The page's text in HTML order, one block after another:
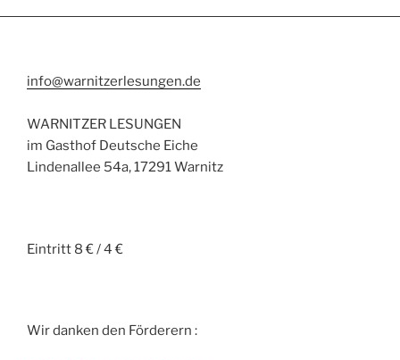
info@warnitzerlesungen.de
WARNITZER LESUNGEN
im Gasthof Deutsche Eiche
Lindenallee 54a, 17291 Warnitz
Eintritt 8 € / 4 €
Wir danken den Förderern :